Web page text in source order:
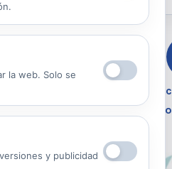
Aviso Legal –
Nuestro Centro
la web. Solo se
y publicidad